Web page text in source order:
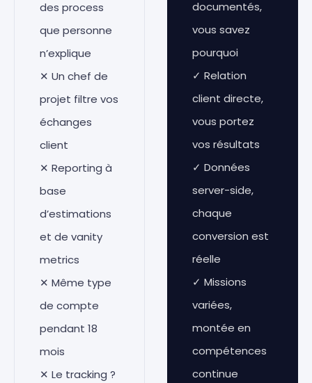
des process
que personne
n’explique
✕ Un chef de
projet filtre vos
échanges
client
✕ Reporting à
base
d’estimations
et de vanity
metrics
✕ Même type
de compte
pendant 18
mois
✕ Le tracking ?
documentés,
vous savez
pourquoi
✓ Relation
client directe,
vous portez
vos résultats
✓ Données
server-side,
chaque
conversion est
réelle
✓ Missions
variées,
montée en
compétences
continue